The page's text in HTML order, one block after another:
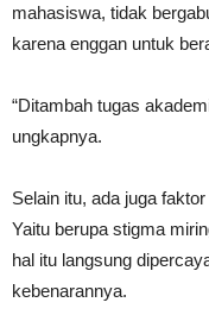
mahasiswa, tidak
karena enggan untuk
“Ditambah tugas
ungkapnya.
Selain itu, ada juga
Yaitu berupa stigma
hal itu langsung
kebenarannya.